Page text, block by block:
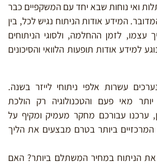
ואי נוחות שבא יחד עם המשקפיים כבר
המידע אודות הניתוח נגיש לכל, בין
לזמן ההחלמה, ולסוגי הניתוחים
למידע אודות תופעות הלוואי והסיכונים
עשרות אלפי ניתוחי לייזר בשנה.
יותר מאי פעם והטכנולוגיה רק הולכת
ערכנו עבורכם מחקר מעמיק ומקיף על
המרכזיים ביותר בטרם מבצעים את הליך
את הניתוח במחיר המשתלם ביותר? האם